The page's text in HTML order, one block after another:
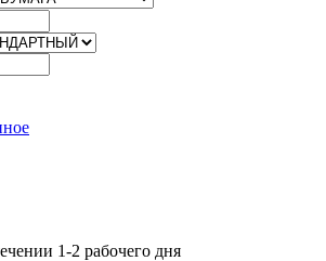
1-2 рабочего дня